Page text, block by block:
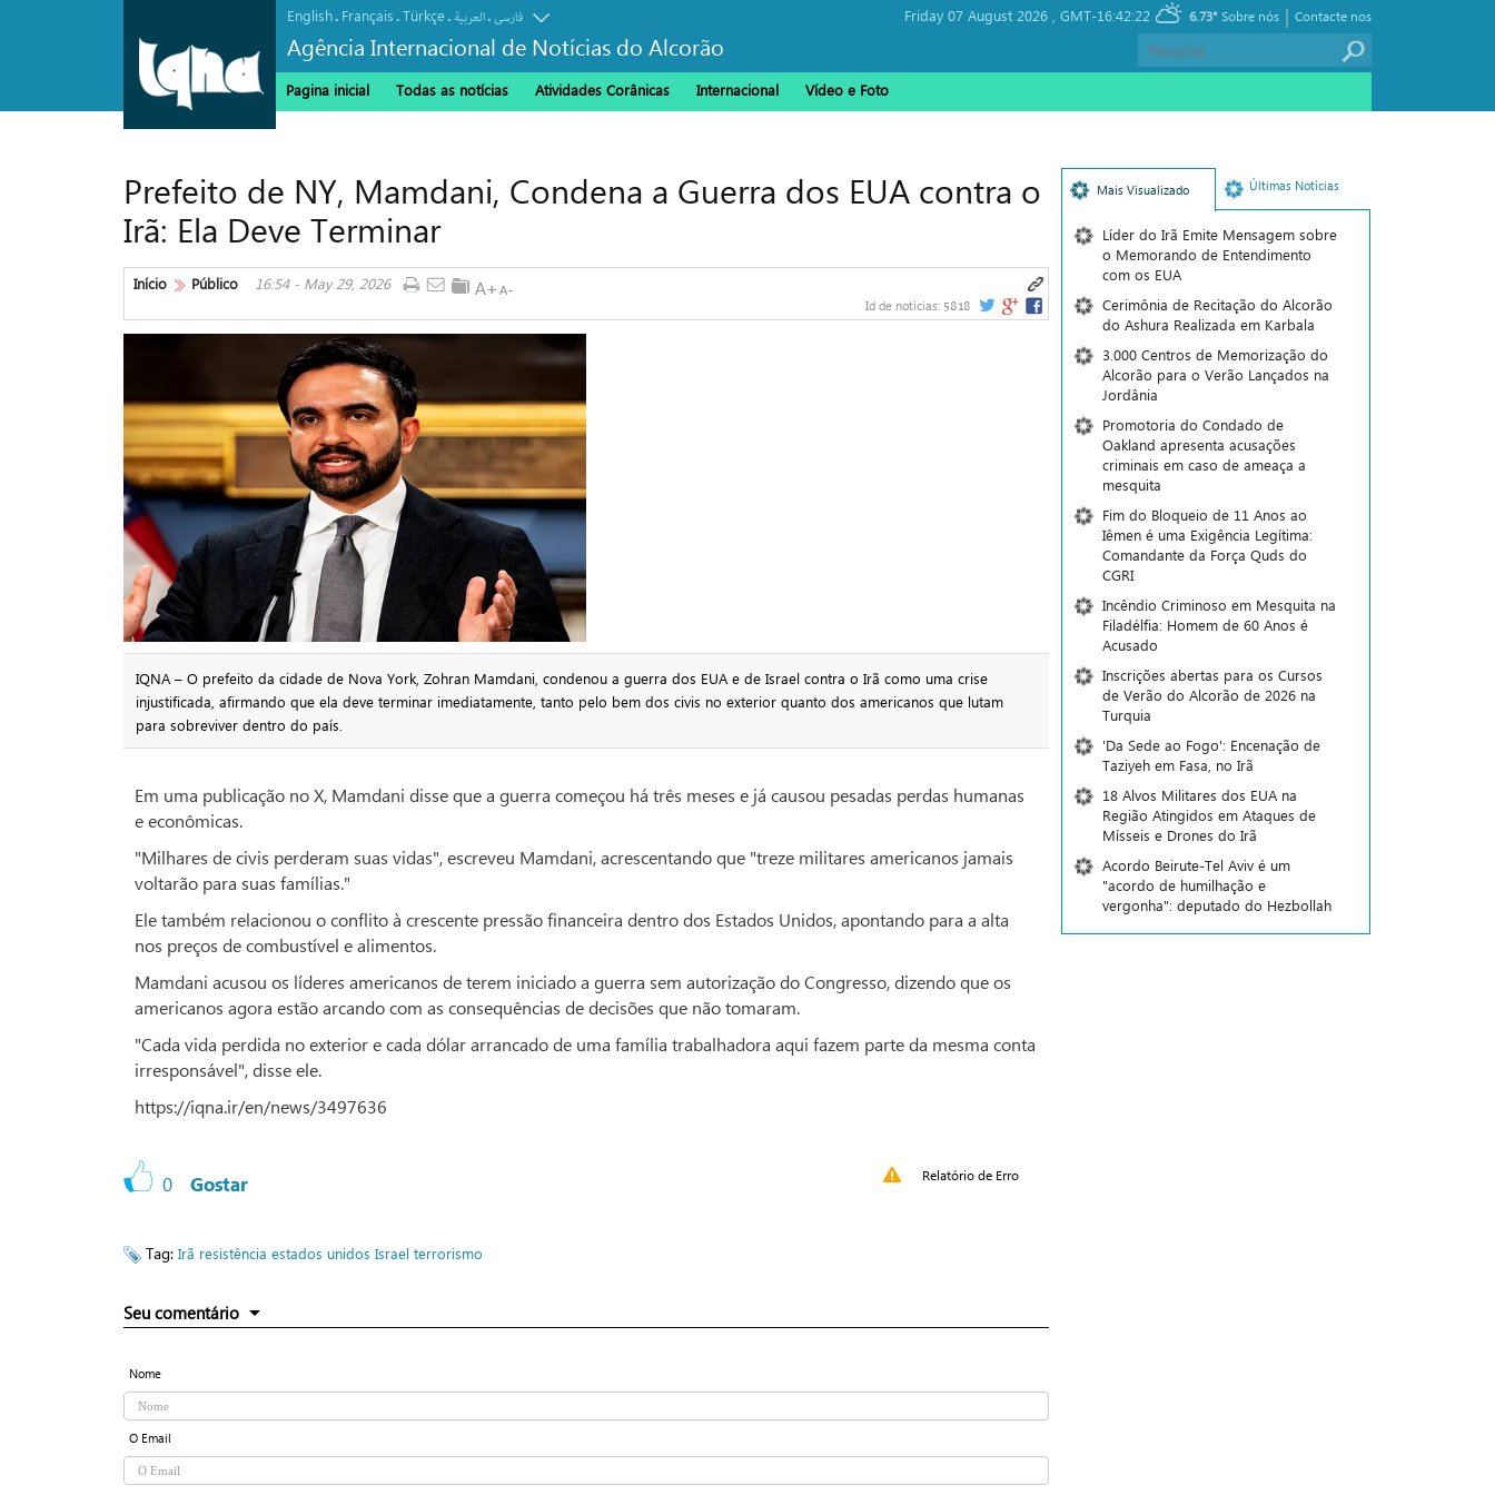
English. Français.Türkçe. العربیة.فارسی
Agência Internacional de Notícias do Alcorão
Friday 07 August 2026 , GMT-16:42:22 6.73° Contacte nos
|
Sobre nós
Pagina inicial Todas as notícias Atividades Corânicas Internacional Vídeo e Foto
Prefeito de NY, Mamdani, Condena a Guerra dos EUA contra o
Irã: Ela Deve Terminar
Início Público 16:54 - May 29, 2026
Id de notícias: 5818
IQNA – O prefeito da cidade de Nova York, Zohran Mamdani, condenou a guerra dos EUA e de Israel contra o Irã como uma crise
injustificada, afirmando que ela deve terminar imediatamente, tanto pelo bem dos civis no exterior quanto dos americanos que lutam
para sobreviver dentro do país.
Em uma publicação no X, Mamdani disse que a guerra começou há três meses e já causou pesadas perdas humanas
e econômicas.
"Milhares de civis perderam suas vidas", escreveu Mamdani, acrescentando que "treze militares americanos jamais
voltarão para suas famílias."
Ele também relacionou o conflito à crescente pressão financeira dentro dos Estados Unidos, apontando para a alta
nos preços de combustível e alimentos.
Mamdani acusou os líderes americanos de terem iniciado a guerra sem autorização do Congresso, dizendo que os
americanos agora estão arcando com as consequências de decisões que não tomaram.
"Cada vida perdida no exterior e cada dólar arrancado de uma família trabalhadora aqui fazem parte da mesma conta
irresponsável", disse ele.
https://iqna.ir/en/news/3497636
0 Gostar Relatório de Erro
Tag: Irã resistência estados unidos Israel terrorismo
Seu comentário
Nome
O Email
Mais Visualizado Últimas Notícias
Líder do Irã Emite Mensagem sobre
o Memorando de Entendimento
com os EUA
Cerimônia de Recitação do Alcorão
do Ashura Realizada em Karbala
3.000 Centros de Memorização do
Alcorão para o Verão Lançados na
Jordânia
Promotoria do Condado de
Oakland apresenta acusações
criminais em caso de ameaça a
mesquita
Fim do Bloqueio de 11 Anos ao
Iêmen é uma Exigência Legítima:
Comandante da Força Quds do
CGRI
Incêndio Criminoso em Mesquita na
Filadélfia: Homem de 60 Anos é
Acusado
Inscrições abertas para os Cursos
de Verão do Alcorão de 2026 na
Turquia
'Da Sede ao Fogo': Encenação de
Taziyeh em Fasa, no Irã
18 Alvos Militares dos EUA na
Região Atingidos em Ataques de
Mísseis e Drones do Irã
Acordo Beirute-Tel Aviv é um
"acordo de humilhação e
vergonha": deputado do Hezbollah